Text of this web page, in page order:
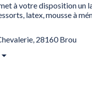
à votre disposition un
latex, mousse à
, 28160 Brou